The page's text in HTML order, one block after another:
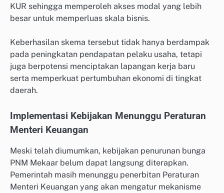
KUR sehingga memperoleh akses modal yang lebih
besar untuk memperluas skala bisnis.
Keberhasilan skema tersebut tidak hanya berdampak
pada peningkatan pendapatan pelaku usaha, tetapi
juga berpotensi menciptakan lapangan kerja baru
serta memperkuat pertumbuhan ekonomi di tingkat
daerah.
Implementasi Kebijakan Menunggu Peraturan
Menteri Keuangan
Meski telah diumumkan, kebijakan penurunan bunga
PNM Mekaar belum dapat langsung diterapkan.
Pemerintah masih menunggu penerbitan Peraturan
Menteri Keuangan yang akan mengatur mekanisme